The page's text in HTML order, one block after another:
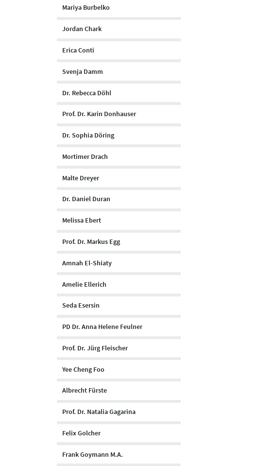
Mariya Burbelko
Jordan Chark
Erica Conti
Svenja Damm
Dr. Rebecca Döhl
Prof. Dr. Karin Donhauser
Dr. Sophia Döring
Mortimer Drach
Malte Dreyer
Dr. Daniel Duran
Melissa Ebert
Prof. Dr. Markus Egg
Amnah El-Shiaty
Amelie Ellerich
Seda Esersin
PD Dr. Anna Helene Feulner
Prof. Dr. Jürg Fleischer
Yee Cheng Foo
Albrecht Fürste
Prof. Dr. Natalia Gagarina
Felix Golcher
Frank Goymann M.A.